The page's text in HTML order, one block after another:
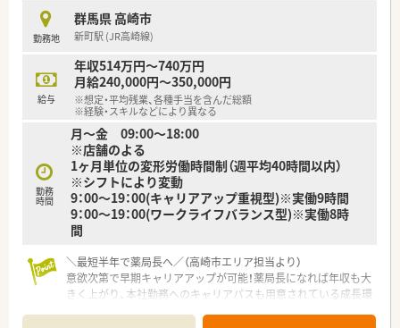
おり、薬局としての機能を最大限に発揮して運営しています。
【想定されるキャリアイメージ】
■業務習得制度による現場でのOJTを通じて、まずは店舗におけ
る調剤業務とOTC販売の基礎スキルをしっかりと固めます。
■明確な職務給制度を採用しており、ご自身の頑張り次第で最短
半年から1年程度で薬局長へとスピード昇格が可能です。
採用担当など多様なキャリアパスを描くことができます。
【こんな取り組みをしています】
■調剤過誤を防ぐために医療事務員とのダブルチェック体制を
敷いており、過誤率0.02パーセントという極めて低い数字を誇り
ます。
■薬剤師のスキルアップを支援するために、年間10万円まで学
■大手不動産業者と提携した社宅制度を導入しており、自己負担
額を抑えながらご希望に近い間取りの物件に居住できます。
勤務地
群馬県 高崎市
新町駅 (JR高崎線)
給与
年収514万円～740万円
月給240,000円～350,000円
※想定・平均残業、各種手当を含んだ総額
※経験・スキルなどにより異なる
勤務
時間
月～金 09:00～18:00
※店舗のよる
1ヶ月単位の変形労働時間制（週平均40時間以内）
※シフトにより変動
9：00～19：00(キャリアアップ重視型)※実働9時間
9：00～19：00(ワークライフバランス型)※実働8時
間
＼最短半年で薬局長へ／（高崎市エリア担当より）
意欲次第で早期キャリアアップが可能！薬局長になれば年収も大
きく上がり、本社勤務へのキャリアパスも用意されている成長環